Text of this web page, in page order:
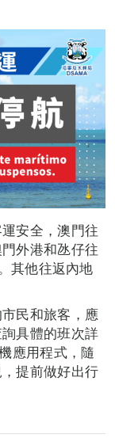
安全，澳門往
外港和氹仔往
其他往返內地
民和旅客，應
具體的班次詳
應用程式，隨
提前做好出行